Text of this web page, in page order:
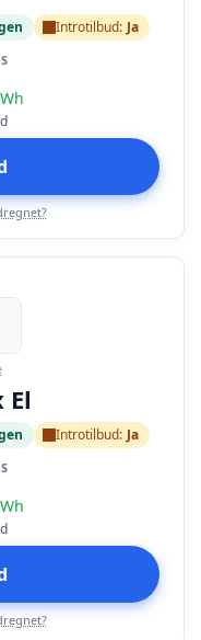
Introtilbud: Ja
El
Introtilbud: Ja